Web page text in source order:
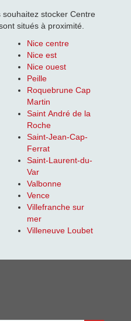
stocker Centre
situés à proximité.
Nice centre
Nice est
Nice ouest
Peille
Roquebrune Cap
Martin
Saint André de la
Roche
Saint-Jean-Cap-
Ferrat
Saint-Laurent-du-
Var
Valbonne
Vence
Villefranche sur
mer
Villeneuve Loubet